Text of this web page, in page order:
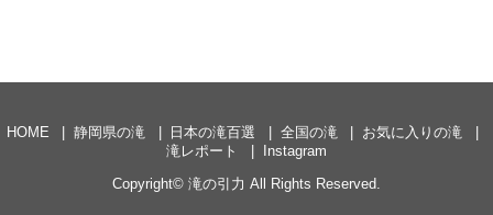
HOME 静岡県の滝 日本の滝百選 全国の滝
お気に入りの滝
滝レポート
Instagram
Copyright© 滝の引力 All Rights Reserved.